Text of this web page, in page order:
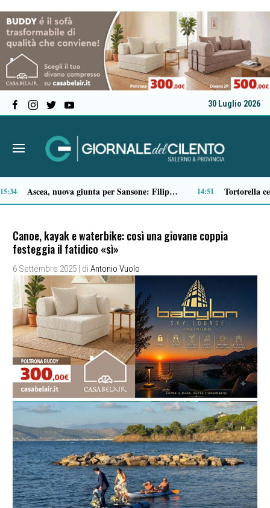
30 Luglio 2026
13:43 Microcemento, tutto quello che c’è da sapere prima di sceglierlo 13:22
Canoe, kayak e waterbike: così una giovane coppia
festeggia il fatidico «sì»
6 Settembre 2025 | di Antonio Vuolo